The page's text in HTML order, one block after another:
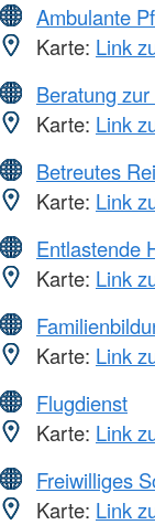
Ambulante
Karte: Link
Beratung
Karte: Link
Betreutes
Karte: Link
Entlastende
Karte: Link
Karte: Link
Flugdienst
Karte: Link
Freiwilliges
Karte: Link